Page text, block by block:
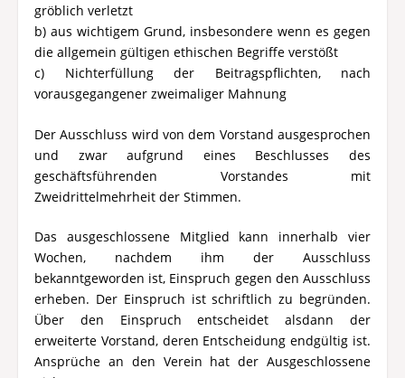
gröblich verletzt
b) aus wichtigem Grund, insbesondere wenn es gegen
die allgemein gültigen ethischen Begriffe verstößt
c) Nichterfüllung der Beitragspflichten, nach
vorausgegangener zweimaliger Mahnung
Der Ausschluss wird von dem Vorstand ausgesprochen
und zwar aufgrund eines Beschlusses des
geschäftsführenden Vorstandes mit
Zweidrittelmehrheit der Stimmen.
Das ausgeschlossene Mitglied kann innerhalb vier
Wochen, nachdem ihm der Ausschluss
bekanntgeworden ist, Einspruch gegen den Ausschluss
erheben. Der Einspruch ist schriftlich zu begründen.
Über den Einspruch entscheidet alsdann der
erweiterte Vorstand, deren Entscheidung endgültig ist.
Ansprüche an den Verein hat der Ausgeschlossene